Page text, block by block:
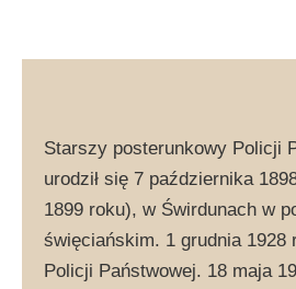
Starszy posterunkowy Policji
urodził się 7 października
1899 roku), w Świrdunach w
święciańskim. 1 grudnia 1928
Policji Państwowej. 18 maja